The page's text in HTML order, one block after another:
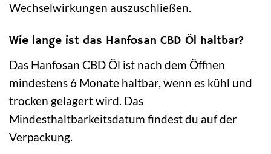
Wechselwirkungen auszuschließen.
Wie lange ist das Hanfosan CBD Öl haltbar?
Das Hanfosan CBD Öl ist nach dem Öffnen
mindestens 6 Monate haltbar, wenn es kühl und
trocken gelagert wird. Das
Mindesthaltbarkeitsdatum findest du auf der
Verpackung.